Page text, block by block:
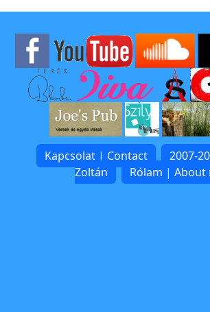
Kapcsolat | Contact
2007-
Zoltán
Rólam | About